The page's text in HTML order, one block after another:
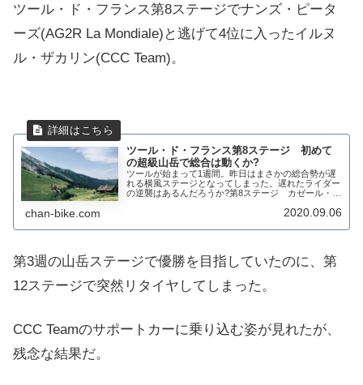
ツール・ド・フランス第8ステージでナンズ・ピータ
ーズ(AG2R La Mondiale)と逃げて4位に入ったイルヌ
ル・ザカリン(CCC Team)。
ツール・ド・フランス第8ステージ 初めて
の超級山岳で総合は動くか?
ツールが始まって1週間。昨日はまさかの総合勢が遅
れる横風ステージとなってしまった。遅れたライダー
の逆襲はあるんだろうか?第8ステージ カゼール・シ
目で超級山岳が現れる。すでに例年のツールに比...
chan-bike.com 2020.09.06
第3週の山岳ステージで優勝を目指していたのに、第
12ステージで突然リタイヤしてしまった。
CCC Teamのサポートカーに乗り込む姿が見れたが、
残念な結果だ。